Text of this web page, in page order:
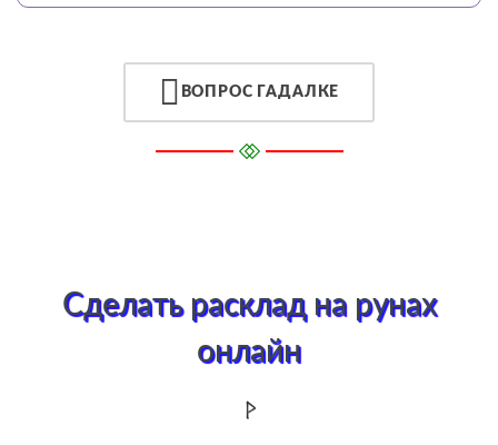
ВОПРОС ГАДАЛКЕ
Сделать расклад на рунах
онлайн